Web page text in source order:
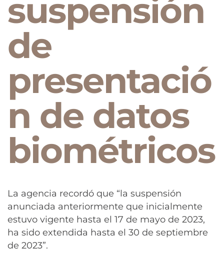
suspensión
de
presentació
n de datos
biométricos
La agencia recordó que “la suspensión
anunciada anteriormente que inicialmente
estuvo vigente hasta el 17 de mayo de 2023,
ha sido extendida hasta el 30 de septiembre
de 2023”.